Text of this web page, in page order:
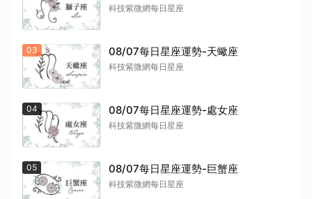
科技紫微網每日星座
03 08/07每日星座運勢-天蠍座
科技紫微網每日星座
04 08/07每日星座運勢-處女座
科技紫微網每日星座
05 08/07每日星座運勢-巨蟹座
科技紫微網每日星座